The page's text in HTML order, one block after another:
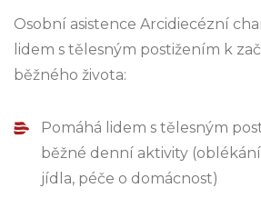
Osobní asistence Arcidiecézní
lidem s tělesným postižením k
běžného života:
Pomáhá lidem s tělesným
běžné denní aktivity
jídla, péče o domácnost)